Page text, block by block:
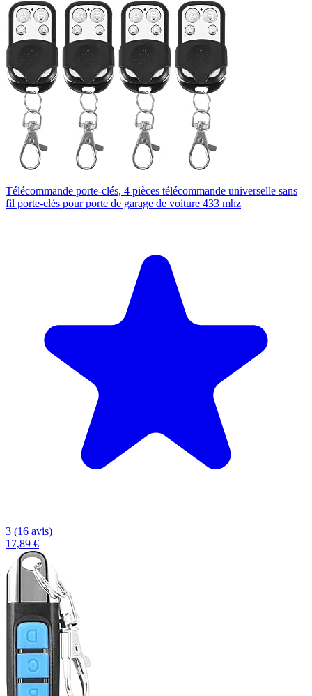
Télécommande porte-clés, 4 pièces télécommande universelle sans
fil porte-clés pour porte de garage de voiture 433 mhz
3 (16 avis)
17,89 €